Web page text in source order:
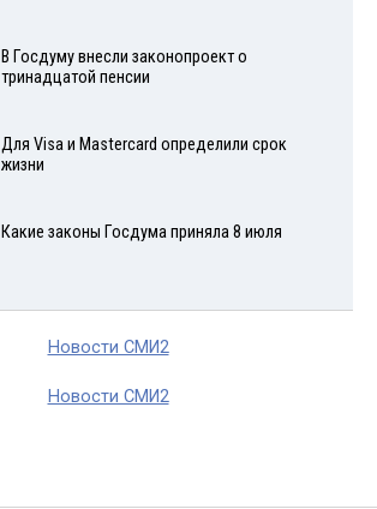
В Госдуму внесли законопроект о
тринадцатой пенсии
Для Visа и Mastercard определили срок
жизни
Какие законы Госдума приняла 8 июля
Новости СМИ2
Новости СМИ2